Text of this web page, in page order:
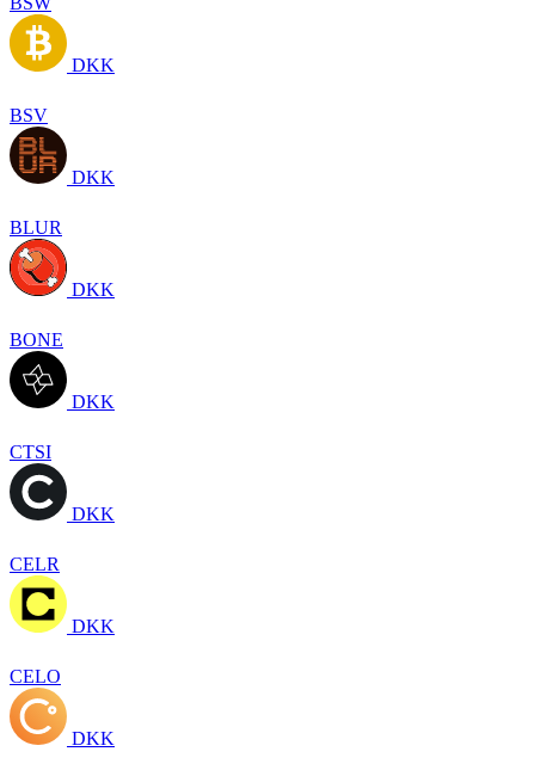
DKK
BSV
DKK
BLUR
DKK
BONE
DKK
CTSI
DKK
CELR
DKK
CELO
DKK